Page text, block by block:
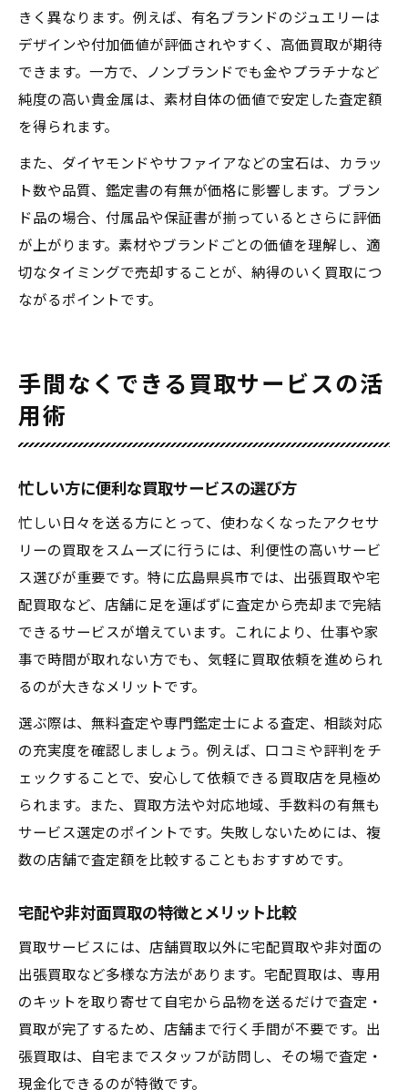
きく異なります。例えば、有名ブランドのジュエリーは
デザインや付加価値が評価されやすく、高価買取が期待
できます。一方で、ノンブランドでも金やプラチナなど
純度の高い貴金属は、素材自体の価値で安定した査定額
を得られます。
また、ダイヤモンドやサファイアなどの宝石は、カラッ
ト数や品質、鑑定書の有無が価格に影響します。ブラン
ド品の場合、付属品や保証書が揃っているとさらに評価
が上がります。素材やブランドごとの価値を理解し、適
切なタイミングで売却することが、納得のいく買取につ
ながるポイントです。
手間なくできる買取サービスの活
用術
忙しい方に便利な買取サービスの選び方
忙しい日々を送る方にとって、使わなくなったアクセサ
リーの買取をスムーズに行うには、利便性の高いサービ
ス選びが重要です。特に広島県呉市では、出張買取や宅
配買取など、店舗に足を運ばずに査定から売却まで完結
できるサービスが増えています。これにより、仕事や家
事で時間が取れない方でも、気軽に買取依頼を進められ
るのが大きなメリットです。
選ぶ際は、無料査定や専門鑑定士による査定、相談対応
の充実度を確認しましょう。例えば、口コミや評判をチ
ェックすることで、安心して依頼できる買取店を見極め
られます。また、買取方法や対応地域、手数料の有無も
サービス選定のポイントです。失敗しないためには、複
数の店舗で査定額を比較することもおすすめです。
宅配や非対面買取の特徴とメリット比較
買取サービスには、店舗買取以外に宅配買取や非対面の
出張買取など多様な方法があります。宅配買取は、専用
のキットを取り寄せて自宅から品物を送るだけで査定・
買取が完了するため、店舗まで行く手間が不要です。出
張買取は、自宅までスタッフが訪問し、その場で査定・
現金化できるのが特徴です。